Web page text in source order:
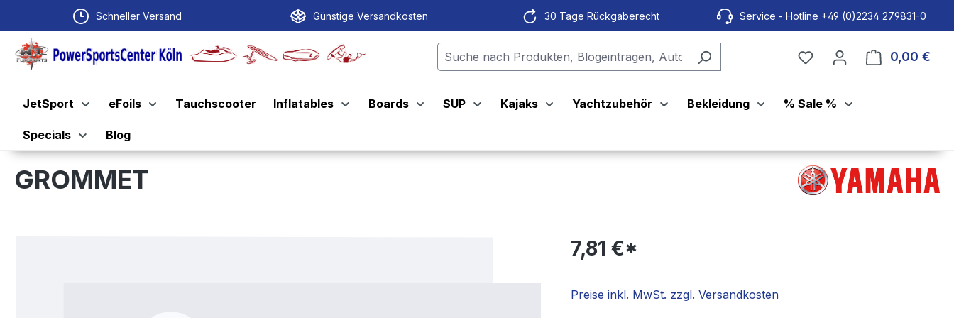
Zur Hauptnavigation springen
Schneller Versand Günstige Versandkosten 30 Tage Rückgaberecht Service - Hotline +49 (0)2234 279831-0
0,00 €
JetSport eFoils Tauchscooter Inflatables Boards SUP Kajaks Yachtzubehör Bekleidung % Sale %
Specials Blog
GROMMET
7,81 €*
Preise inkl. MwSt. zzgl. Versandkosten